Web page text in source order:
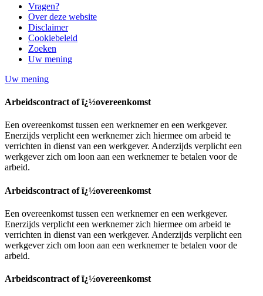
Vragen?
Over deze website
Disclaimer
Cookiebeleid
Zoeken
Uw mening
Uw mening
Arbeidscontract of ï¿½overeenkomst
Een overeenkomst tussen een werknemer en een werkgever.
Enerzijds verplicht een werknemer zich hiermee om arbeid te
verrichten in dienst van een werkgever. Anderzijds verplicht een
werkgever zich om loon aan een werknemer te betalen voor de
arbeid.
Arbeidscontract of ï¿½overeenkomst
Een overeenkomst tussen een werknemer en een werkgever.
Enerzijds verplicht een werknemer zich hiermee om arbeid te
verrichten in dienst van een werkgever. Anderzijds verplicht een
werkgever zich om loon aan een werknemer te betalen voor de
arbeid.
Arbeidscontract of ï¿½overeenkomst